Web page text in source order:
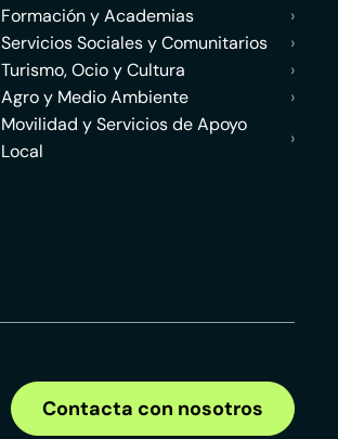
Formación y Academias
›
Servicios Sociales y Comunitarios
›
Turismo, Ocio y Cultura
›
Agro y Medio Ambiente
›
Movilidad y Servicios de Apoyo
Local
›
Contacta con nosotros